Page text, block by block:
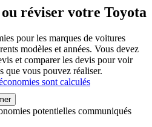
réviser votre Toyota
pour les marques de voitures
modèles et années. Vous devez
et comparer les devis pour voir
que vous pouvez réaliser.
sont calculés
potentielles communiqués